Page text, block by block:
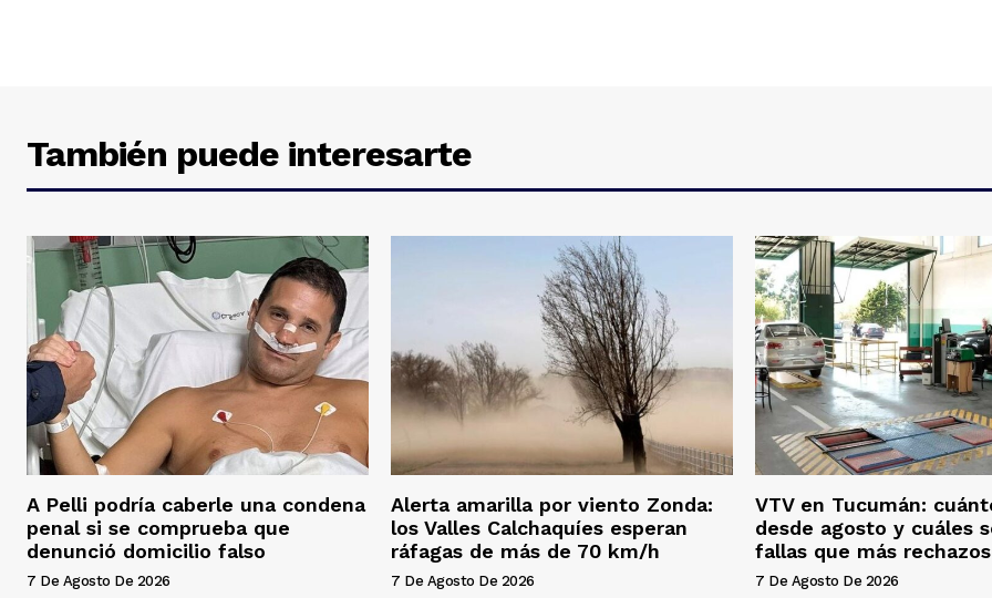
También puede interesarte
A Pelli podría caberle una condena
penal si se comprueba que
denunció domicilio falso
7 De Agosto De 2026
Alerta amarilla por viento Zonda:
los Valles Calchaquíes esperan
ráfagas de más de 70 km/h
7 De Agosto De 2026
VTV en Tucumán:
desde agosto y cuáles
fallas que más
7 De Agosto De 2026